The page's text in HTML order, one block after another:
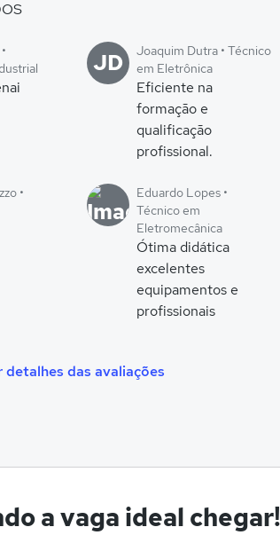
JD
Joaquim Dutra • Técnico
em Eletrônica
Eficiente na
formação e
qualificação
profissional.
•
Eduardo Lopes •
Técnico em
Eletromecânica
Ótima didática
excelentes
equipamentos e
profissionais
detalhes das avaliações
a vaga ideal chegar!